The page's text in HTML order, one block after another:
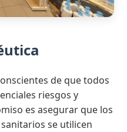
de que todos
riesgos y
es asegurar que los
se utilicen